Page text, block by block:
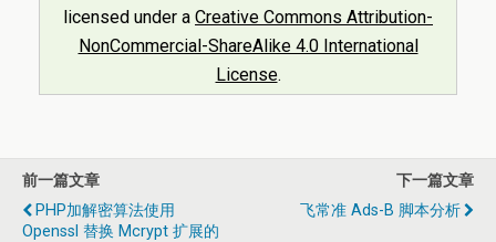
licensed under a Creative Commons Attribution-
NonCommercial-ShareAlike 4.0 International
License.
前一篇文章
PHP加解密算法使用
Openssl 替换 Mcrypt 扩展的
下一篇文章
飞常准 Ads-B 脚本分析